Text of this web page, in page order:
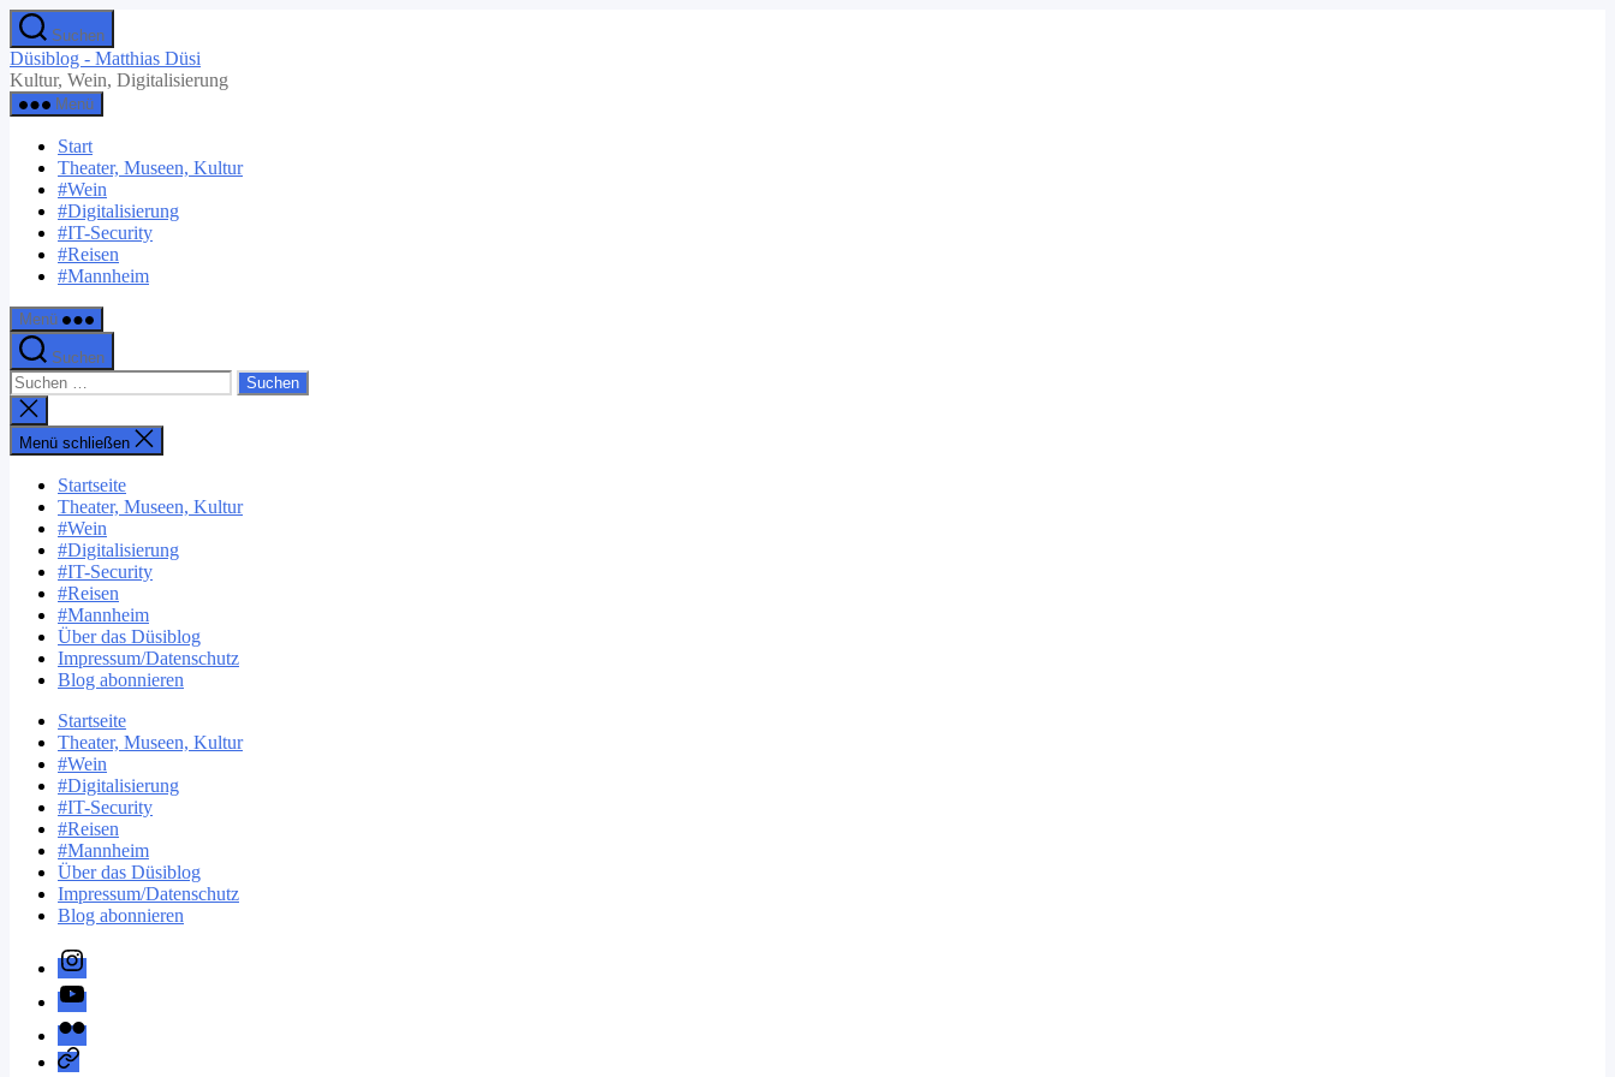
Zum
Inhalt
springen
Suchen
Düsiblog - Matthias Düsi
Kultur, Wein, Digitalisierung
Menü
Start
Theater, Museen, Kultur
#Wein
#Digitalisierung
#IT-Security
#Reisen
#Mannheim
Menü
Suchen
Suchen
nach:
Suche
schließen
Menü schließen
Startseite
Theater, Museen, Kultur
#Wein
#Digitalisierung
#IT-Security
#Reisen
#Mannheim
Über das Düsiblog
Impressum/Datenschutz
Blog abonnieren
Startseite
Theater, Museen, Kultur
#Wein
#Digitalisierung
#IT-Security
#Reisen
#Mannheim
Über das Düsiblog
Impressum/Datenschutz
Blog abonnieren
instagram.com/duesiblog
youtube.com/Duesiblog
flickr.com/duesiblog
Mastodon/duesiblog